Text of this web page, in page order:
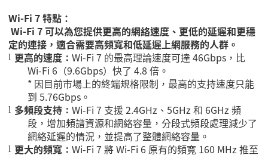
Wi-Fi 7特點：
Wi-Fi 7可以為您提供更高的網絡速度、更低的延遲和更穩
定的連接，適合需要高頻寬和低延遲上網服務的人群。
l 更高的速度 ： Wi-Fi 7 的最高理論速度可達 46Gbps ，比
Wi-Fi 6 （9.6Gbps）快了 4.8 倍。
* 因目前市場上的終端規格限制，最高的支持速度只能
到 5.76Gbps 。
l 多頻段支持 ： Wi-Fi 7 支援2.4GHz 、 5GHz和 6GHz頻
段，增加頻譜資源和網絡容量，分段式頻段處理減少了
網絡延遲的情況，並提高了整體網絡容量。
l 更大的頻寬 ： Wi-Fi 7將Wi-Fi 6 原有的頻寬 160 MHz推至